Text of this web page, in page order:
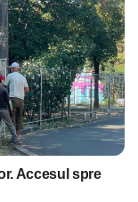
Accesul spre